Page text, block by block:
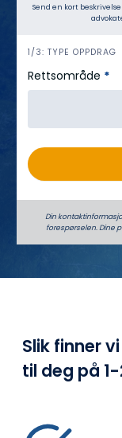
Send en kort
h
e
r
1/3: TYPE OPPDRAG
Rettsområde *
Din
forespørselen. Dine
Slik finner
til deg på